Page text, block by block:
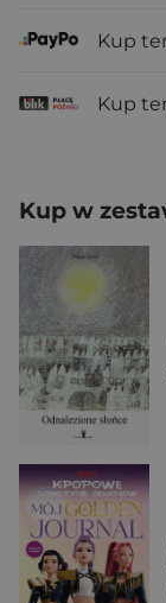
Kup
Kup
Kup w